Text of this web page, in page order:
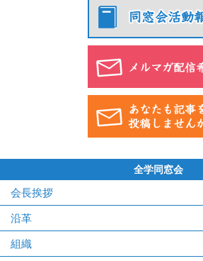
全学同窓会
会長挨拶
沿革
組織